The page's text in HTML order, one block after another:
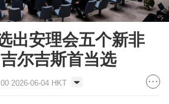
出安理会五个新非
尔吉斯首当选
2026-06-04 HKT